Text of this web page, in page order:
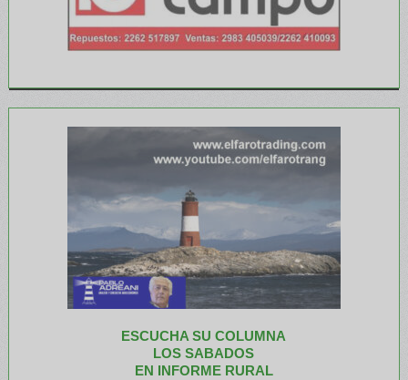
ESCUCHA SU COLUMNA
LOS SABADOS
EN INFORME RURAL